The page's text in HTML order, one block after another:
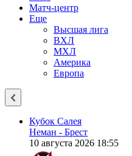
Матч-центр
Еще
Высшая лига
ВХЛ
МХЛ
Америка
Европа
Кубок Салея
Неман - Брест
10 августа 2026 18:55